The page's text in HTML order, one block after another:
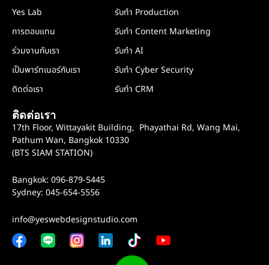
Yes Lab
การตอบแทน
ร่วมงานกับเรา
เป็นพาร์ทเนอร์กับเรา
ติดต่อเรา
รับทำ Production
รับทำ Content Marketing
รับทำ AI
รับทำ Cyber Security
รับทำ CRM
ติดต่อเรา
17th Floor, Wittayakit Building, Phayathai Rd, Wang Mai,
Pathum Wan, Bangkok 10330
(BTS SIAM STATION)
Bangkok: 096-879-5445
Sydney: 045-654-5556
info@yeswebdesignstudio.com